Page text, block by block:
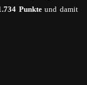
Punkteund damit